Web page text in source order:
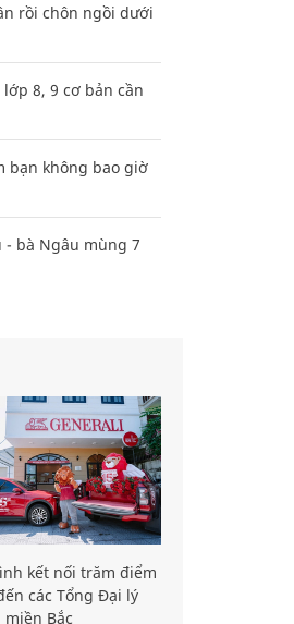
rồi chôn ngồi dưới
8, 9 cơ bản cần
bạn không bao giờ
- bà Ngâu mùng 7
kết nối trăm điểm
các Tổng Đại lý
miền Bắc